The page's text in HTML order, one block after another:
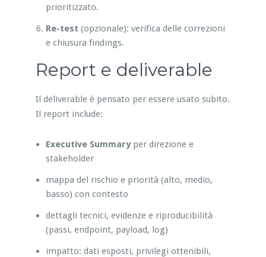
prioritizzato.
Re-test (opzionale): verifica delle correzioni
e chiusura findings.
Report e deliverable
Il deliverable è pensato per essere usato subito.
Il report include:
Executive Summaryper direzione e
stakeholder
mappa del rischio e priorità (alto, medio,
basso) con contesto
dettagli tecnici, evidenze e riproducibilità
(passi, endpoint, payload, log)
impatto: dati esposti, privilegi ottenibili,